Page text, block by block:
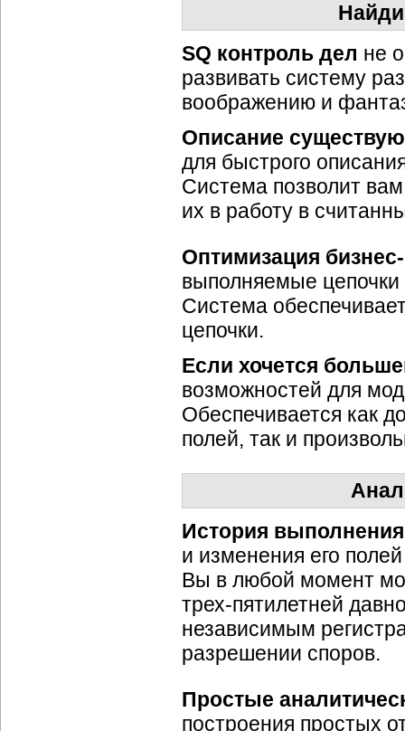
Найди
SQ контроль дел не
развивать систему
воображению и
Описание
для быстрого
Система позволит
их в работу в
Оптимизация
выполняемые цепочки
Система
цепочки.
Если хочется
возможностей для
Обеспечивается как
полей, так и
История
и изменения его
Вы в любой момент
трех-пятилетней
независимым
разрешении споров.
Простые
построения простых